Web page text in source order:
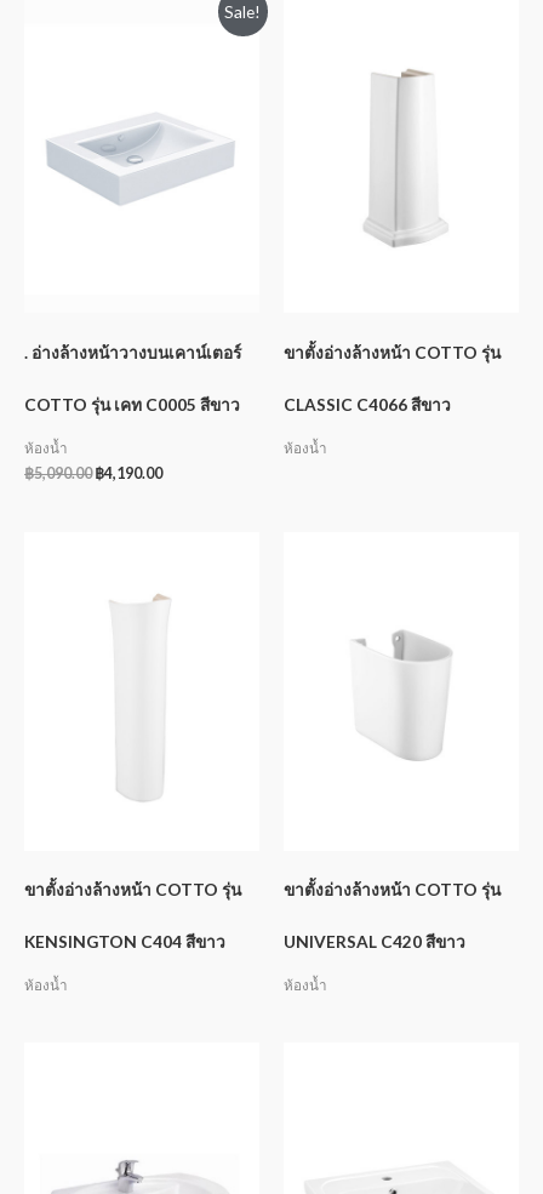
Sale!
. อ่างล้างหน้าวางบนเคาน์เตอร์
COTTO รุ่น เคท C0005 สีขาว
ห้องน้ำ
฿5,090.00 ฿4,190.00
ขาตั้งอ่างล้างหน้า COTTO รุ่น
CLASSIC C4066 สีขาว
ห้องน้ำ
ขาตั้งอ่างล้างหน้า COTTO รุ่น
KENSINGTON C404 สีขาว
ห้องน้ำ
ขาตั้งอ่างล้างหน้า COTTO รุ่น
UNIVERSAL C420 สีขาว
ห้องน้ำ